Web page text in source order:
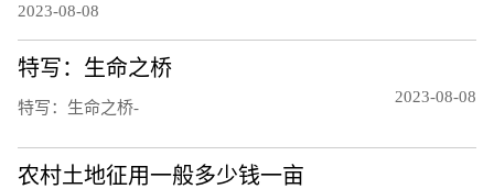
2023-08-08
特写：生命之桥
特写：生命之桥-
2023-08-08
农村土地征用一般多少钱一亩